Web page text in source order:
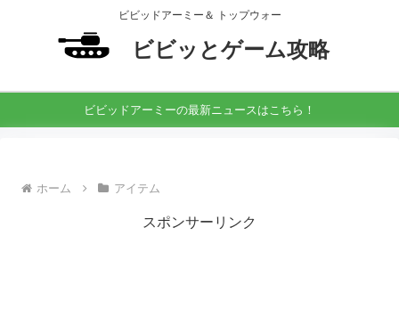
ビビッドアーミー＆ トップウォー
ビビッとゲーム攻略
ビビッドアーミーの最新ニュースはこちら！
ホーム アイテム
スポンサーリンク